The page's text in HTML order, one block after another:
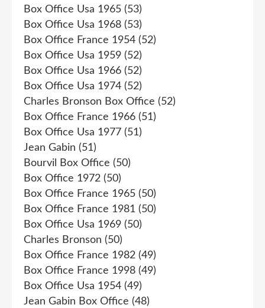
Box Office Usa 1965 (53)
Box Office Usa 1968 (53)
Box Office France 1954 (52)
Box Office Usa 1959 (52)
Box Office Usa 1966 (52)
Box Office Usa 1974 (52)
Charles Bronson Box Office (52)
Box Office France 1966 (51)
Box Office Usa 1977 (51)
Jean Gabin (51)
Bourvil Box Office (50)
Box Office 1972 (50)
Box Office France 1965 (50)
Box Office France 1981 (50)
Box Office Usa 1969 (50)
Charles Bronson (50)
Box Office France 1982 (49)
Box Office France 1998 (49)
Box Office Usa 1954 (49)
Jean Gabin Box Office (48)